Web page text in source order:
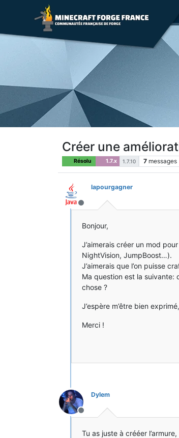
Créer une
Résolu 1.7.x 1.7.10 7 messages
Hors-ligne
lapourgagner
Bonjour,
J’aimerais créer un mod
NightVision, JumpBoost…).
J’aimerais que l’on puisse
Ma question est la suivante:
chose ?
J’espère m’être bien
Merci !
Hors-ligne
Dylem
Tu as juste à crééer